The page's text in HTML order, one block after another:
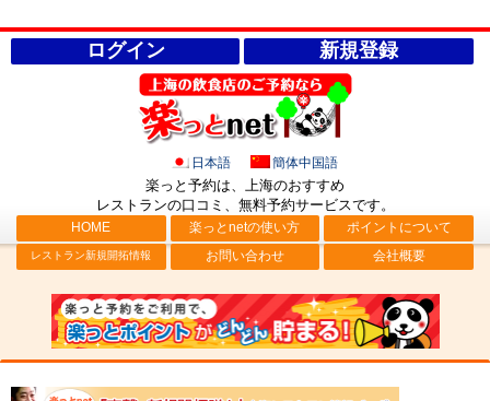
ログイン 新規登録
日本語 簡体中国語
楽っと予約は、上海のおすすめ
レストランの口コミ、無料予約サービスです。
HOME 楽っとnetの使い方 ポイントについて
レストラン新規開拓情報 お問い合わせ 会社概要